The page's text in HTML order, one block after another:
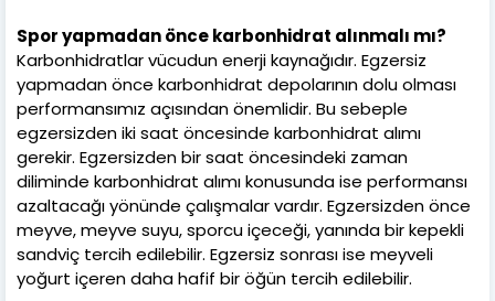
Spor yapmadan önce karbonhidrat alınmalı mı?
Karbonhidratlar vücudun enerji kaynağıdır. Egzersiz
yapmadan önce karbonhidrat depolarının dolu olması
performansımız açısından önemlidir. Bu sebeple
egzersizden iki saat öncesinde karbonhidrat alımı
gerekir. Egzersizden bir saat öncesindeki zaman
diliminde karbonhidrat alımı konusunda ise performansı
azaltacağı yönünde çalışmalar vardır. Egzersizden önce
meyve, meyve suyu, sporcu içeceği, yanında bir kepekli
sandviç tercih edilebilir. Egzersiz sonrası ise meyveli
yoğurt içeren daha hafif bir öğün tercih edilebilir.